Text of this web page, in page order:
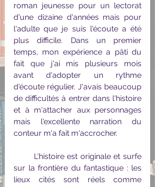
roman jeunesse pour un lectorat
d'une dizaine d'années mais pour
l'adulte que je suis l'écoute a été
plus difficile. Dans un premier
temps, mon expérience a pâti du
fait que j'ai mis plusieurs mois
avant d'adopter un rythme
d'écoute régulier. J'avais beaucoup
de difficultés à entrer dans l'histoire
et à m'attacher aux personnages
mais l'excellente narration du
conteur m'a fait m'accrocher.
sur la frontière du fantastique : les
lieux cités sont réels comme